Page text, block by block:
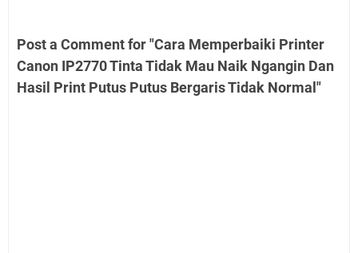
Post a Comment for "Cara Memperbaiki Printer
Canon IP2770 Tinta Tidak Mau Naik Ngangin Dan
Hasil Print Putus Putus Bergaris Tidak Normal"